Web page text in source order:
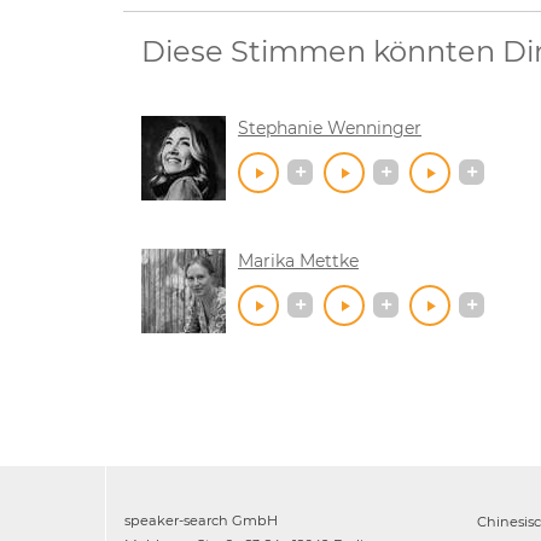
Diese Stimmen könnten
Stephanie Wenninger
Marika Mettke
speaker-search GmbH